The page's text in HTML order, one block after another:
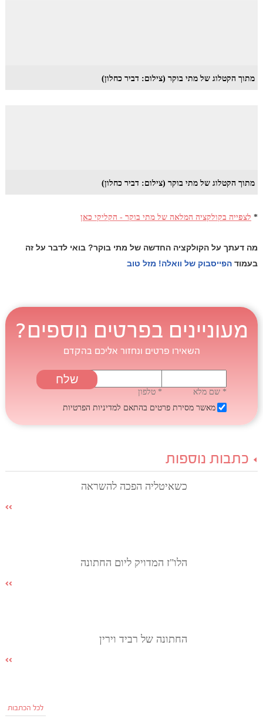
מתוך הקטלוג של מתי בוקר (צילום: דביר כחלון)
מתוך הקטלוג של מתי בוקר (צילום: דביר כחלון)
* לצפייה בקולקציה המלאה של מתי בוקר - הקליקי כאן
מה דעתך על הקולקציה החדשה של מתי בוקר? בואי לדבר על זה
בעמוד הפייסבוק של וואלה! מזל טוב
מעוניינים בפרטים נוספים?
השאירו פרטים ונחזור אליכם בהקדם
* שם מלא
* טלפון
מאשר מסירת פרטים בהתאם למדיניות הפרטיות
כתבות נוספות
כשאיטליה הפכה להשראה
הלו"ז המדויק ליום החתונה
החתונה של רביד וירין
לכל הכתבות